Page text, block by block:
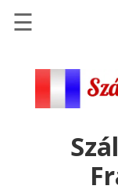
Szállások
Repülőjegy
☰